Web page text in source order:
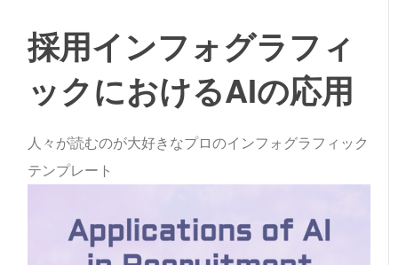
採用インフォグラフィ
ックにおけるAIの応用
人々が読むのが大好きなプロのインフォグラフィック
テンプレート